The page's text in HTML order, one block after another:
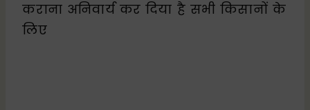
कराना अनिवार्य कर दिया है सभी किसानों के
लिए